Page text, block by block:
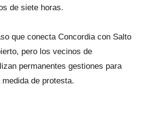
de siete horas.
que conecta Concordia con Salto
pero los vecinos de
permanentes gestiones para
de protesta.